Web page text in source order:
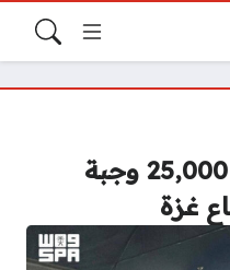
“سلمان للإغاثة” يوزع 25,000 وجبة
غزة